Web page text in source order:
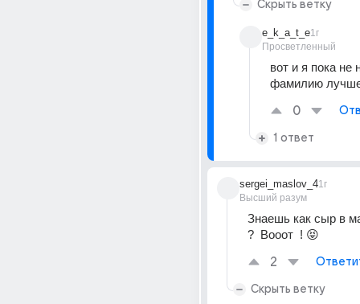
Скрыть ветку
e_k_a_t_e
Просветленный
1г
вот и я пока не
фамилию
0
1 ответ
sergei_maslov_4
Высший разум
1г
Знаешь как сыр в
?  Вооот  ! 😝
2
Скрыть ветку